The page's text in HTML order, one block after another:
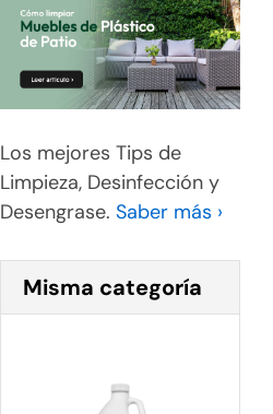
Los mejores Tips de
Limpieza, Desinfección y
Desengrase.Saber más ›
Misma categoría